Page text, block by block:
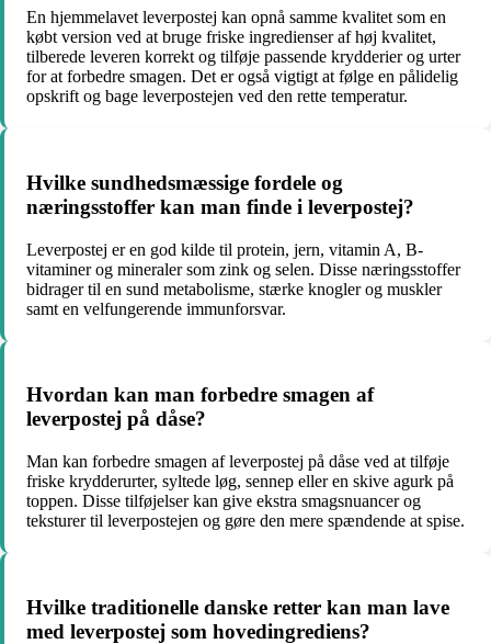
En hjemmelavet leverpostej kan opnå samme kvalitet som en
købt version ved at bruge friske ingredienser af høj kvalitet,
tilberede leveren korrekt og tilføje passende krydderier og urter
for at forbedre smagen. Det er også vigtigt at følge en pålidelig
opskrift og bage leverpostejen ved den rette temperatur.
Hvilke sundhedsmæssige fordele og
næringsstoffer kan man finde i leverpostej?
Leverpostej er en god kilde til protein, jern, vitamin A, B-
vitaminer og mineraler som zink og selen. Disse næringsstoffer
bidrager til en sund metabolisme, stærke knogler og muskler
samt en velfungerende immunforsvar.
Hvordan kan man forbedre smagen af
leverpostej på dåse?
Man kan forbedre smagen af leverpostej på dåse ved at tilføje
friske krydderurter, syltede løg, sennep eller en skive agurk på
toppen. Disse tilføjelser kan give ekstra smagsnuancer og
teksturer til leverpostejen og gøre den mere spændende at spise.
Hvilke traditionelle danske retter kan man lave
med leverpostej som hovedingrediens?